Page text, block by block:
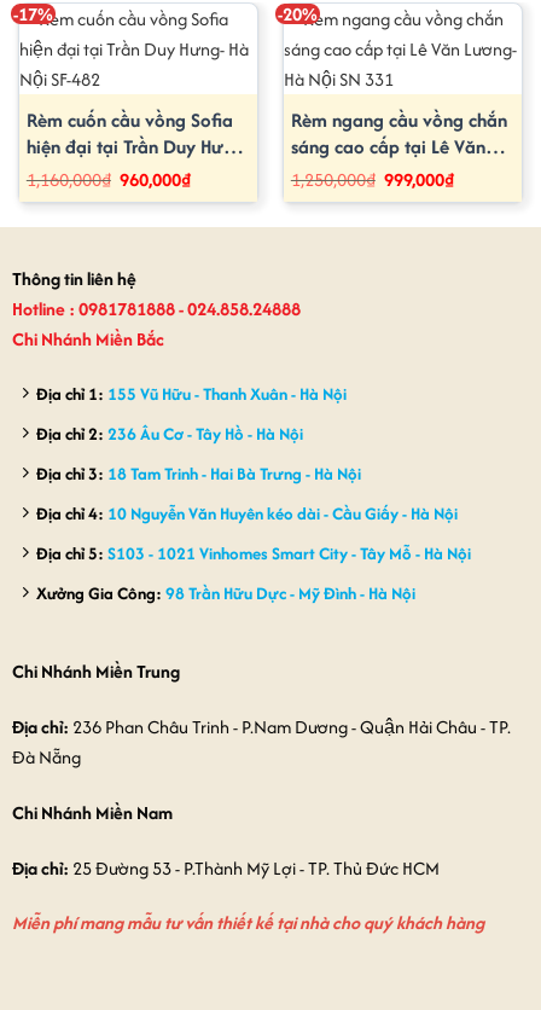
-17%
Rèm cuốn cầu vồng Sofia
hiện đại tại Trần Duy Hưng-
Hà Nội SF-482
1,160,000₫ Giá
gốc
là:
1,160,000₫.
960,000₫Giá
hiện
tại
là:
-20%
Rèm ngang cầu vồng chắn
sáng cao cấp tại Lê Văn
Lương- Hà Nội SN 331
1,250,000₫ Giá
gốc
là:
1,250,000₫.
999,000₫Giá
hiện
tại
là:
Thông tin liên hệ
Hotline : 0981781888 - 024.858.24888
Chi Nhánh Miền Bắc
Địa chỉ 1: 155 Vũ Hữu - Thanh Xuân - Hà Nội
Địa chỉ 2: 236 Âu Cơ - Tây Hồ - Hà Nội
Địa chỉ 3: 18 Tam Trinh - Hai Bà Trưng - Hà Nội
Địa chỉ 4: 10 Nguyễn Văn Huyên kéo dài - Cầu Giấy - Hà Nội
Địa chỉ 5: S103 - 1021 Vinhomes Smart City - Tây Mỗ - Hà Nội
Xưởng Gia Công: 98 Trần Hữu Dực - Mỹ Đình - Hà Nội
Chi Nhánh Miền Trung
Địa chỉ: 236 Phan Châu Trinh - P.Nam Dương - Quận Hải Châu - TP.
Đà Nẵng
Chi Nhánh Miền Nam
Địa chỉ: 25 Đường 53 - P.Thành Mỹ Lợi - TP. Thủ Đức HCM
Miễn phí mang mẫu tư vấn thiết kế tại nhà cho quý khách hàng